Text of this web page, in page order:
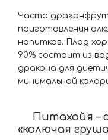
Часто драгонфрут
приготовления
напитков. Плод
90% состоит из
дракона для
минимальной
Питахайя –
«колючая